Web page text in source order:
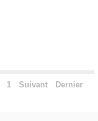
1 Suivant Dernier